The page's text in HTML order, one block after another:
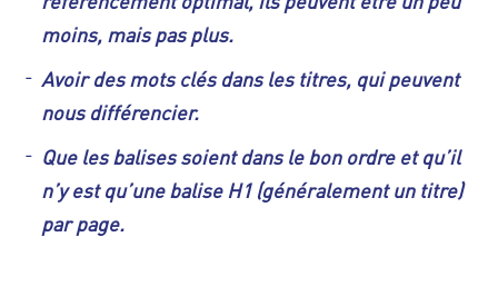
moins, mais pas plus.
Avoir des mots clés dans les titres, qui peuvent
nous différencier.
Que les balises soient dans le bon ordre et qu’il
n’y est qu’une balise H1 (généralement un titre)
par page.